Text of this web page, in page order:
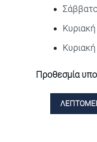
Προθεσμία